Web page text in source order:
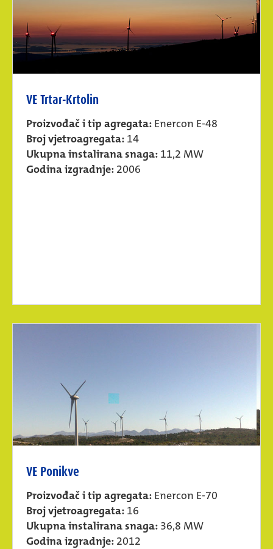
VE Trtar-Krtolin
Proizvođač i tip agregata: Enercon E-48
Broj vjetroagregata: 14
Ukupna instalirana snaga: 11,2 MW
Godina izgradnje: 2006
VE Ponikve
Proizvođač i tip agregata: Enercon E-70
Broj vjetroagregata: 16
Ukupna instalirana snaga: 36,8 MW
Godina izgradnje: 2012